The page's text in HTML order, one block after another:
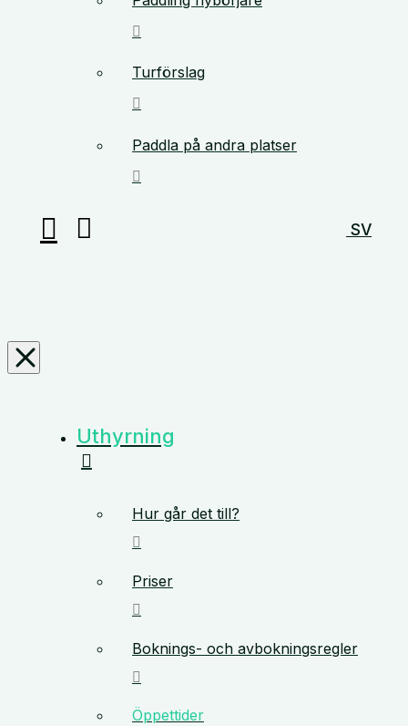
Turförslag
Paddla på andra platser
SV
Uthyrning
Hur går det till?
Priser
Boknings- och avbokningsregler
Öppettider